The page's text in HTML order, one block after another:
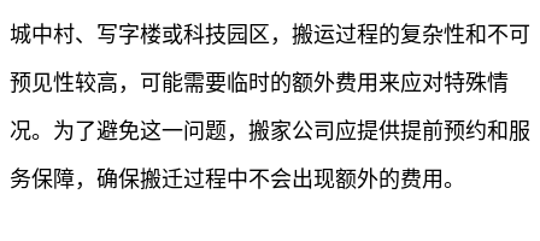
城中村、写字楼或科技园区，搬运过程的复杂性和不可
预见性较高，可能需要临时的额外费用来应对特殊情
况。为了避免这一问题，搬家公司应提供提前预约和服
务保障，确保搬迁过程中不会出现额外的费用。